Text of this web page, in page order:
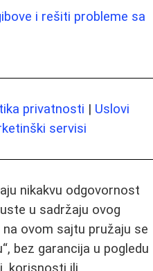
i rešiti probleme sa
privatnosti | Uslovi
servisi
nikakvu odgovornost
u sadržaju ovog
ovom sajtu pružaju se
bez garancija u pogledu